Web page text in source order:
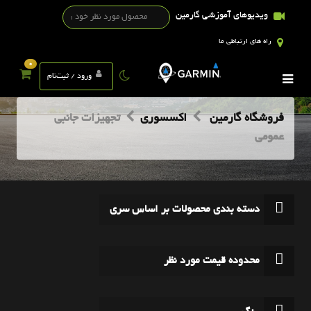
ویدیوهای آموزشی گارمین
راه های ارتباطی ما
ورود / ثبت‌نام
0
فروشگاه گارمین اکسسوری
تجهیزات جانبی
عمومی
دسته بندی محصولات بر اساس سری
محدوده قیمت مورد نظر